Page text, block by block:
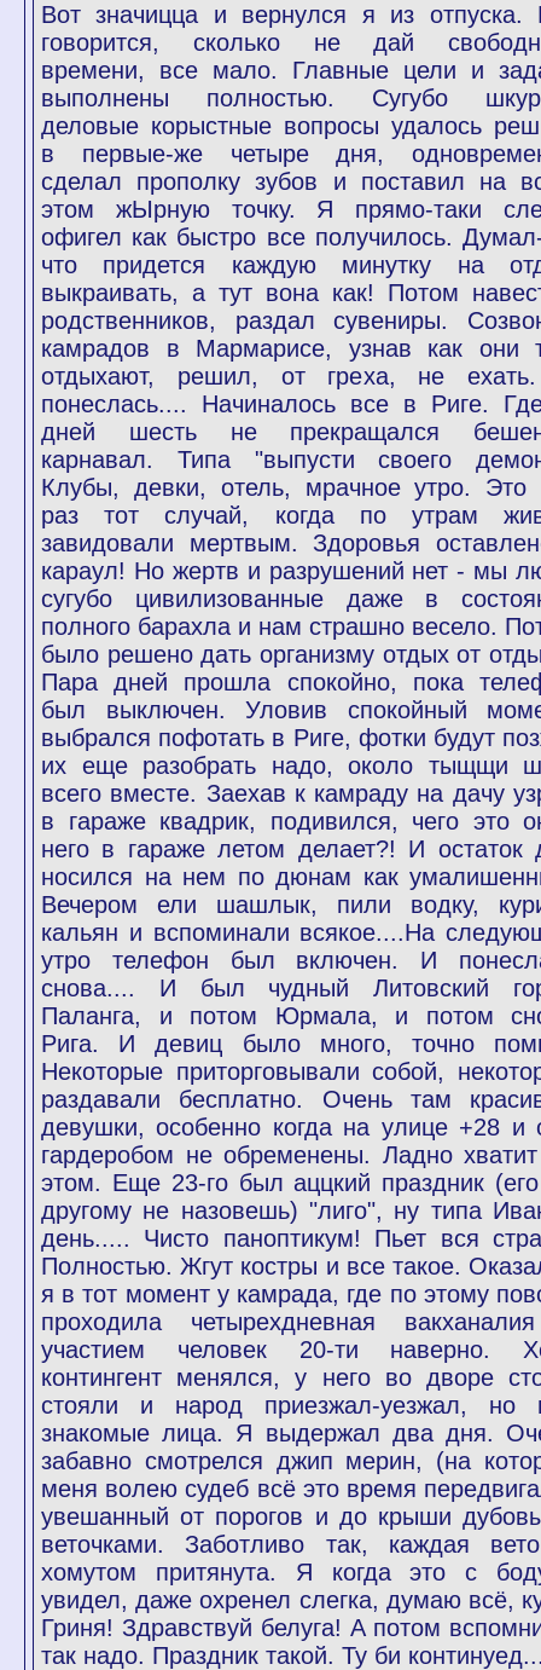
Вот значицца и вернулся я из отпуска.
говорится, сколько не дай
времени, все мало. Главные цели и
выполнены полностью. Сугубо
деловые корыстные вопросы удалось
в первые-же четыре дня,
сделал прополку зубов и поставил на
этом жЫрную точку. Я прямо-таки
офигел как быстро все получилось.
что придется каждую минутку на
выкраивать, а тут вона как! Потом
родственников, раздал сувениры.
камрадов в Мармарисе, узнав как они
отдыхают, решил, от греха, не
понеслась.... Начиналось все в Риге.
дней шесть не прекращался
карнавал. Типа "выпусти своего
Клубы, девки, отель, мрачное утро. Это
раз тот случай, когда по утрам
завидовали мертвым. Здоровья
караул! Но жертв и разрушений нет - мы
сугубо цивилизованные даже в
полного барахла и нам страшно весело.
было решено дать организму отдых от
Пара дней прошла спокойно, пока
был выключен. Уловив спокойный
выбрался пофотать в Риге, фотки будут
их еще разобрать надо, около тыщщи
всего вместе. Заехав к камраду на дачу
в гараже квадрик, подивился, чего это
него в гараже летом делает?! И остаток
носился на нем по дюнам как
Вечером ели шашлык, пили водку,
кальян и вспоминали всякое....На
утро телефон был включен. И
снова.... И был чудный Литовский
Паланга, и потом Юрмала, и потом
Рига. И девиц было много, точно
Некоторые приторговывали собой,
раздавали бесплатно. Очень там
девушки, особенно когда на улице +28 и
гардеробом не обременены. Ладно
этом. Еще 23-го был аццкий праздник
другому не назовешь) "лиго", ну типа
день..... Чисто паноптикум! Пьет вся
Полностью. Жгут костры и все такое.
я в тот момент у камрада, где по этому
проходила четырехдневная
участием человек 20-ти наверно.
контингент менялся, у него во дворе
стояли и народ приезжал-уезжал, но
знакомые лица. Я выдержал два дня.
забавно смотрелся джип мерин, (на
меня волею судеб всё это время
увешанный от порогов и до крыши
веточками. Заботливо так, каждая
хомутом притянута. Я когда это с
увидел, даже охренел слегка, думаю всё,
Гриня! Здравствуй белуга! А потом
так надо. Праздник такой. Ту би